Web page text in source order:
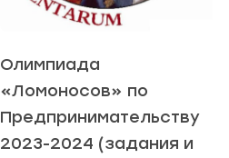
Олимпиада
«Ломоносов» по
Предпринимательству
2023-2024 (задания и